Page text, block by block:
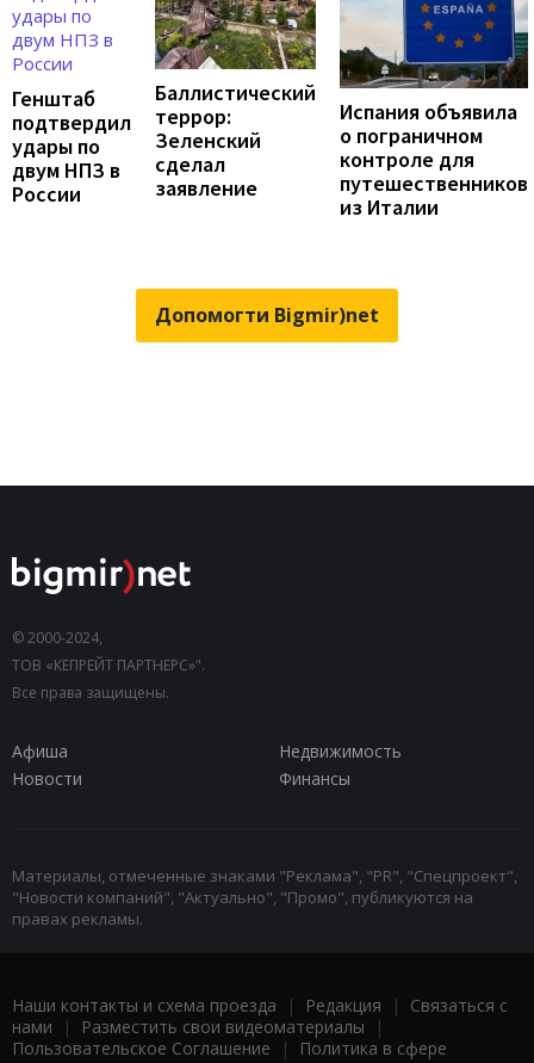
Генштаб
подтвердил
удары по
двум НПЗ в
России
Баллистический
террор:
Зеленский
сделал
заявление
Испания объявила
о пограничном
контроле для
путешественников
из Италии
Допомогти Bigmir)net
© 2000-2024,
ТОВ «КЕПРЕЙТ ПАРТНЕРС»".
Все права защищены.
Афиша
Недвижимость
Новости
Финансы
Материалы, отмеченные знаками "Реклама", "PR", "Спецпроект",
"Новости компаний", "Актуально", "Промо", публикуются на
правах рекламы.
Наши контакты и схема проезда | Редакция | Связаться с
нами | Разместить свои видеоматериалы |
Пользовательское Соглашение |
Политика в сфере